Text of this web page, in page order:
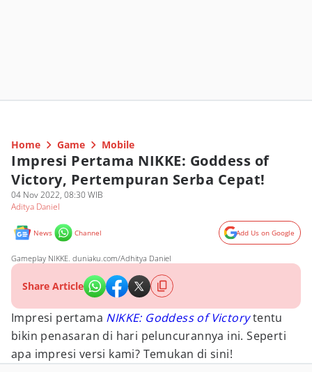
Home Game Mobile
Impresi Pertama NIKKE: Goddess of
Victory, Pertempuran Serba Cepat!
04 Nov 2022, 08:30 WIB
Aditya Daniel
News Channel Add Us on Google
Gameplay NIKKE. duniaku.com/Adhitya Daniel
Share Article
Impresi pertama NIKKE: Goddess of Victorytentu
bikin penasaran di hari peluncurannya ini. Seperti
apa impresi versi kami? Temukan di sini!